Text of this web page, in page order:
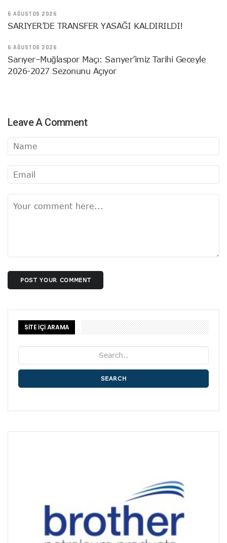
6 AĞUSTOS 2026
SARIYER’DE TRANSFER YASAĞI KALDIRILDI!
6 AĞUSTOS 2026
Sarıyer–Muğlaspor Maçı: Sarıyer’imiz Tarihi Geceyle
2026-2027 Sezonunu Açıyor
Leave A Comment
POST YOUR COMMENT
SİTE İÇİ ARAMA
SEARCH